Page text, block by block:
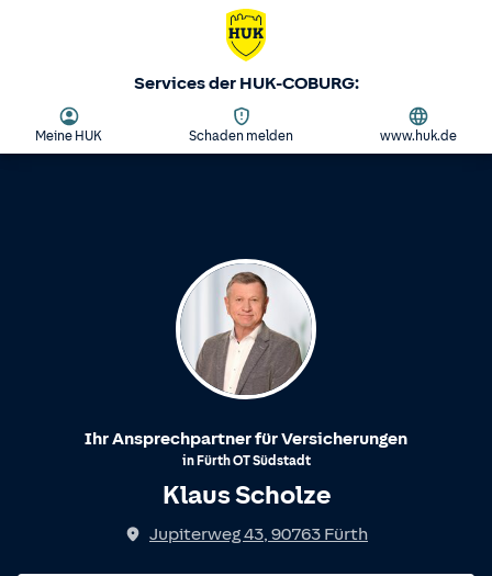
Services der HUK-COBURG:
Meine HUK Schaden melden www.huk.de
Ihr Ansprechpartner für Versicherungen
in FürthOTSüdstadt
Klaus Scholze
Jupiterweg 43, 90763 Fürth